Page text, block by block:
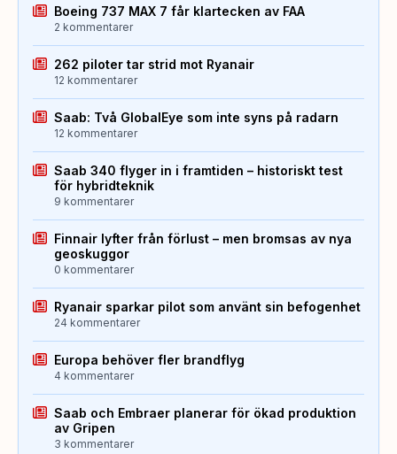
Boeing 737 MAX 7 får klartecken av FAA
2 kommentarer
262 piloter tar strid mot Ryanair
12 kommentarer
Saab: Två GlobalEye som inte syns på radarn
12 kommentarer
Saab 340 flyger in i framtiden – historiskt test
för hybridteknik
9 kommentarer
Finnair lyfter från förlust – men bromsas av nya
geoskuggor
0 kommentarer
Ryanair sparkar pilot som använt sin befogenhet
24 kommentarer
Europa behöver fler brandflyg
4 kommentarer
Saab och Embraer planerar för ökad produktion
av Gripen
3 kommentarer